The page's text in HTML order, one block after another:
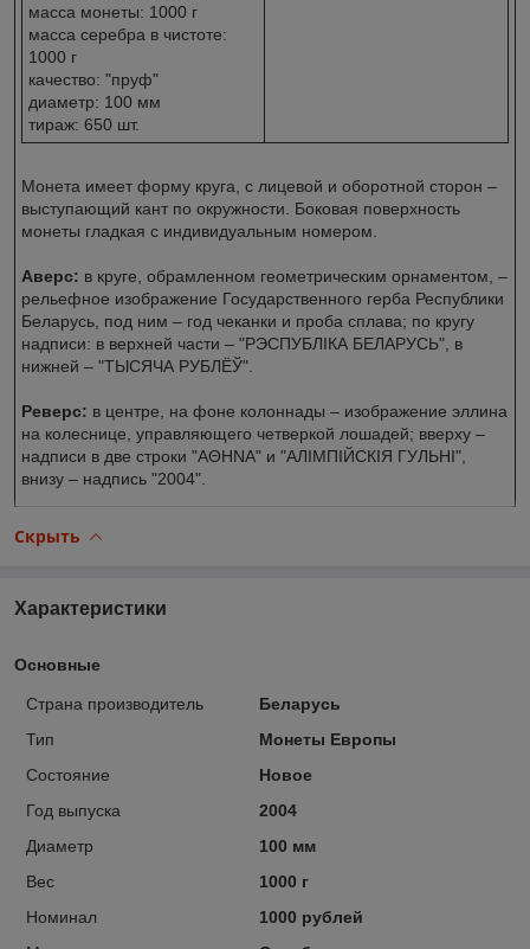
масса монеты: 1000 г
масса серебра в чистоте:
1000 г
качество: "пруф"
диаметр: 100 мм
тираж: 650 шт.
Монета имеет форму круга, с лицевой и оборотной сторон –
выступающий кант по окружности. Боковая поверхность
монеты гладкая с индивидуальным номером.
Аверс: в круге, обрамленном геометрическим орнаментом, –
рельефное изображение Государственного герба Республики
Беларусь, под ним – год чеканки и проба сплава; по кругу
надписи: в верхней части – "РЭСПУБЛIКА БЕЛАРУСЬ", в
нижней – "ТЫСЯЧА РУБЛЁЎ".
Реверс: в центре, на фоне колоннады – изображение эллина
на колеснице, управляющего четверкой лошадей; вверху –
надписи в две строки "АΘHNA" и "АЛIМПIЙСКIЯ ГУЛЬНI",
внизу – надпись "2004".
Скрыть
Характеристики
Основные
Страна производитель
Беларусь
Тип
Монеты Европы
Состояние
Новое
Год выпуска
2004
Диаметр
100 мм
Вес
1000 г
Номинал
1000 рублей